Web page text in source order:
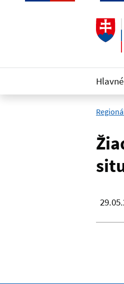
Preskočiť na hlavný obsah